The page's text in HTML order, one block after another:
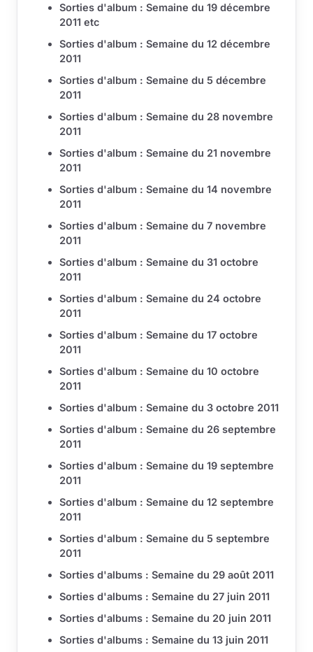
Sorties d'album : Semaine du 19 décembre
2011 etc
Sorties d'album : Semaine du 12 décembre
2011
Sorties d'album : Semaine du 5 décembre
2011
Sorties d'album : Semaine du 28 novembre
2011
Sorties d'album : Semaine du 21 novembre
2011
Sorties d'album : Semaine du 14 novembre
2011
Sorties d'album : Semaine du 7 novembre
2011
Sorties d'album : Semaine du 31 octobre
2011
Sorties d'album : Semaine du 24 octobre
2011
Sorties d'album : Semaine du 17 octobre
2011
Sorties d'album : Semaine du 10 octobre
2011
Sorties d'album : Semaine du 3 octobre 2011
Sorties d'album : Semaine du 26 septembre
2011
Sorties d'album : Semaine du 19 septembre
2011
Sorties d'album : Semaine du 12 septembre
2011
Sorties d'album : Semaine du 5 septembre
2011
Sorties d'albums : Semaine du 29 août 2011
Sorties d'albums : Semaine du 27 juin 2011
Sorties d'albums : Semaine du 20 juin 2011
Sorties d'albums : Semaine du 13 juin 2011